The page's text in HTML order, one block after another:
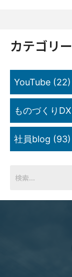
カテゴリー
YouTube (22)
ものづくりDX
社員blog (93)